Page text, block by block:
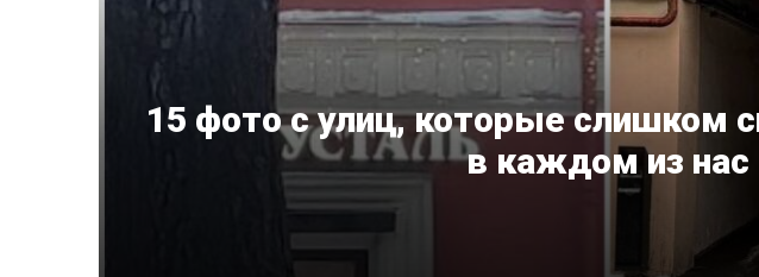
15 фото с улиц, которые слишком
в каждом из нас